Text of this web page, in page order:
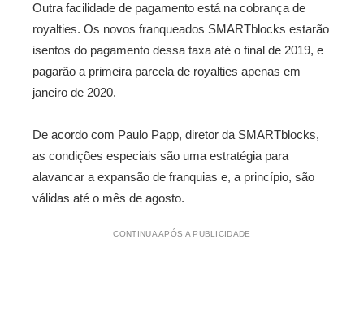
Outra facilidade de pagamento está na cobrança de
royalties. Os novos franqueados SMARTblocks estarão
isentos do pagamento dessa taxa até o final de 2019, e
pagarão a primeira parcela de royalties apenas em
janeiro de 2020.
De acordo com Paulo Papp, diretor da SMARTblocks,
as condições especiais são uma estratégia para
alavancar a expansão de franquias e, a princípio, são
válidas até o mês de agosto.
CONTINUA APÓS A PUBLICIDADE